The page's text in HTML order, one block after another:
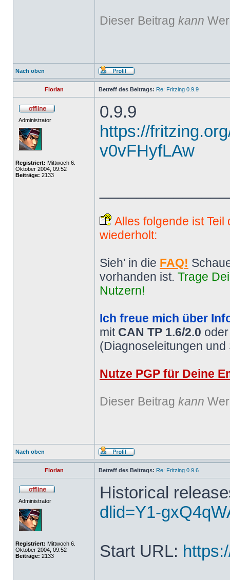
Dieser Beitrag kann
Nach oben
Florian Betreff des Beitrags: Re: Fritzing 0.9.9
Administrator
Registriert: Mittwoch 6.
Oktober 2004, 09:52
Beiträge: 2133
0.9.9
https://
v0vFHyfLAw
Alles folgende ist
wiederholt:
Sieh' in die FAQ!
vorhanden ist. Trage
Nutzern!
Ich freue mich über
mit CAN TP 1.6/2.0
(Diagnoseleitungen
Nutze PGP für Deine
Dieser Beitrag kann
Nach oben
Florian Betreff des Beitrags: Re: Fritzing 0.9.6
Administrator
Registriert: Mittwoch 6.
Oktober 2004, 09:52
Beiträge: 2133
Historical
dlid=Y1-
Start URL: